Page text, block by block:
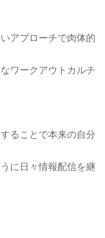
アプローチで肉体的
ワークアウトカルチ
ることで本来の自分
に日々情報配信を継